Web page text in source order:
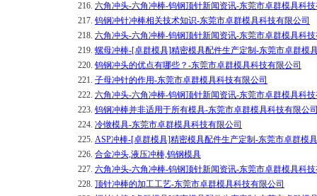
216. 六角冲头-六角冲棒-钨钢顶针新闻资讯-东莞市卓群模具科
217. 钨钢冲针冲棒相关技术知识-东莞市卓群模具科技有限公司
218. 六角冲头-六角冲棒-钨钢顶针新闻资讯-东莞市卓群模具科
219. 螺母冲棒-[卓群模具]精密模具配件生产定制-东莞市卓群模
220. 钨钢冲头的优点有哪些？-东莞市卓群模具科技有限公司
221. 子母冲针的作用-东莞市卓群模具科技有限公司
222. 六角冲头-六角冲棒-钨钢顶针新闻资讯-东莞市卓群模具科
223. 钨钢冲棒并非适用于所有模具-东莞市卓群模具科技有限公
224. 冷镦模具-东莞市卓群模具科技有限公司
225. ASP冲棒-[卓群模具]精密模具配件生产定制-东莞市卓群模
226. 合金冲头,液压冲棒,钨钢模具
227. 六角冲头-六角冲棒-钨钢顶针新闻资讯-东莞市卓群模具科
228. 顶针冲棒的加工工艺-东莞市卓群模具科技有限公司